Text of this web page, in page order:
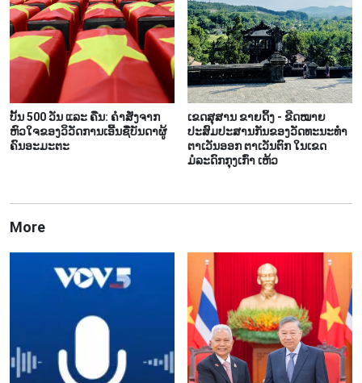
ບັ້ນ 500 ວັນ ແລະ ຄືນ: ຄຳສັ່ງຈາກ
ຫົວໃຈຂອງວິວັດການເອີ້ນຊື່ບັນດາຜູ້
ຄົນອະມະຕະ
ເຂດສຸສານ ຂາຍດິ້ງ - ຂີດໝາຍ
ປະສົມປະສານກັນຂອງວັດທະນະທຳ
ຕາເວັນອອກ ຕາເວັນຕົກ ໃນເຂດ
ມໍລະດົກກຸງເກົ່າ ເຫ້ວ
More